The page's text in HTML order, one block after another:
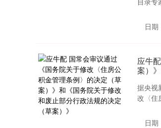
日期
应牛
案）
据央视
改〈住
日期